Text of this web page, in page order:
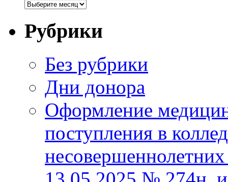
Рубрики
Без рубрики
Дни донора
Оформление
поступления в